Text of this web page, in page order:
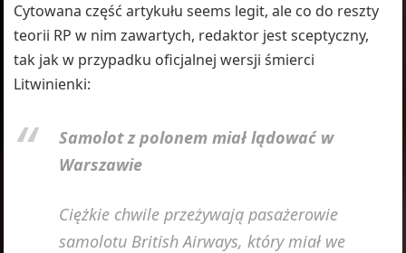
Cytowana część artykułu seems legit, ale co do reszty
teorii RP w nim zawartych, redaktor jest sceptyczny,
tak jak w przypadku oficjalnej wersji śmierci
Litwinienki:
Samolot z polonem miał lądować w
Warszawie
Ciężkie chwile przeżywają pasażerowie
samolotu British Airways, który miał we